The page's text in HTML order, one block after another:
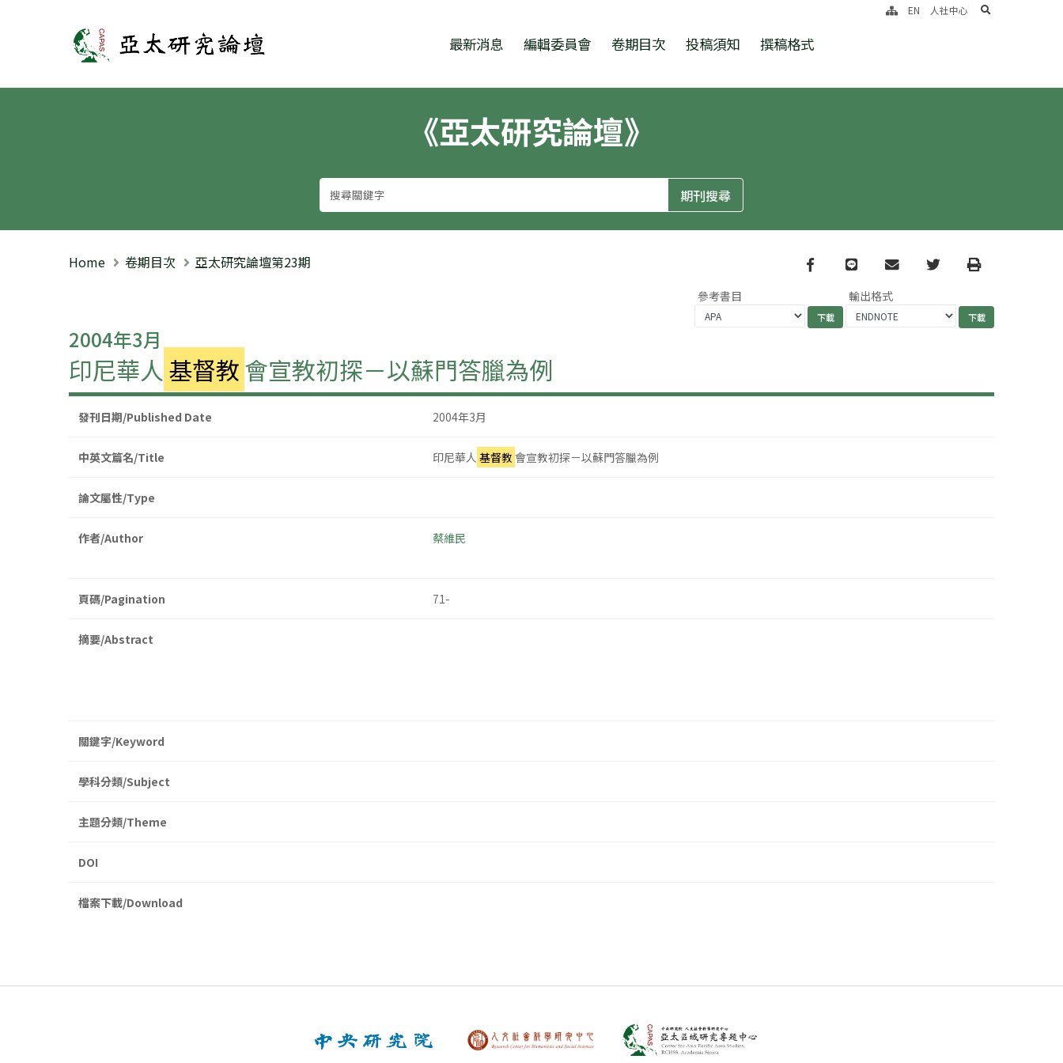
亞太研究論壇 最新消息 編輯委員會 卷期目次 投稿須知 撰稿格式
EN 人社中心 search
《亞太研究論壇》
Home 卷期目次 亞太研究論壇第23期 Facebook
line email TwitterPrint
參考書目 輸出格式
2004年3月
印尼華人 基督教會宣教初探－以蘇門答臘為例
發刊日期/Published Date 2004年3月
中英文篇名/Title 印尼華人 基督教 會宣教初探－以蘇門答臘為例
論文屬性/Type
作者/Author 蔡維民
頁碼/Pagination 71-
摘要/Abstract
關鍵字/Keyword
學科分類/Subject
主題分類/Theme
DOI
檔案下載/Download